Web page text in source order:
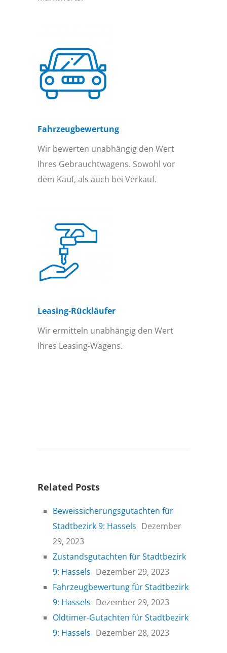
Fahrzeugbewertung
Wir bewerten unabhängig den Wert
Ihres Gebrauchtwagens. Sowohl vor
dem Kauf, als auch bei Verkauf.
Leasing-Rückläufer
Wir ermitteln unabhängig den Wert
Ihres Leasing-Wagens.
Related Posts
Beweissicherungsgutachten für
Stadtbezirk 9: Hassels Dezember
29, 2023
Zustandsgutachten für Stadtbezirk
9: Hassels Dezember 29, 2023
Fahrzeugbewertung für Stadtbezirk
9: Hassels Dezember 29, 2023
Oldtimer-Gutachten für Stadtbezirk
9: Hassels Dezember 28, 2023